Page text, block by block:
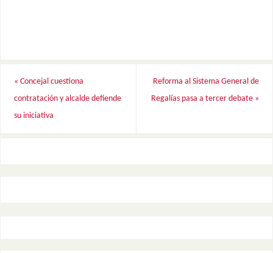
« Concejal cuestiona
contratación y alcalde defiende
su iniciativa
Reforma al Sistema General de
Regalías pasa a tercer debate »